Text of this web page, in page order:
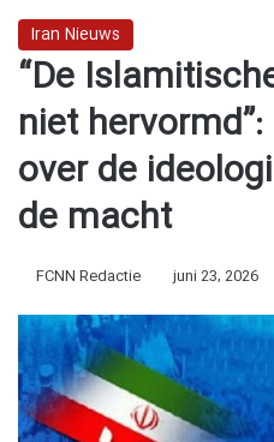
Iran Nieuws
“De
niet
over de
de macht
FCNN Redactie juni 23, 2026